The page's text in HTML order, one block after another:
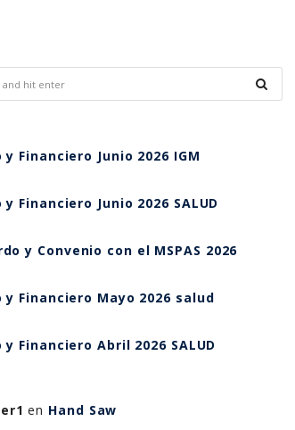
y Financiero Junio 2026 IGM
y Financiero Junio 2026 SALUD
y Convenio con el MSPAS 2026
y Financiero Mayo 2026 salud
y Financiero Abril 2026 SALUD
en Hand Saw